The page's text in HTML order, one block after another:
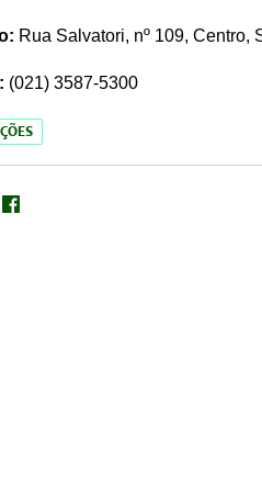
Rua Salvatori, nº 109,
(021) 3587-5300